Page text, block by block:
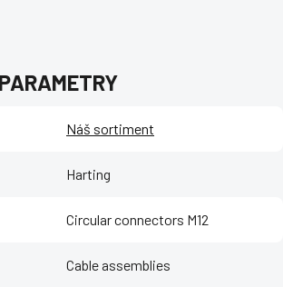
Náš sortiment
Harting
Circular connectors M12
Cable assemblies